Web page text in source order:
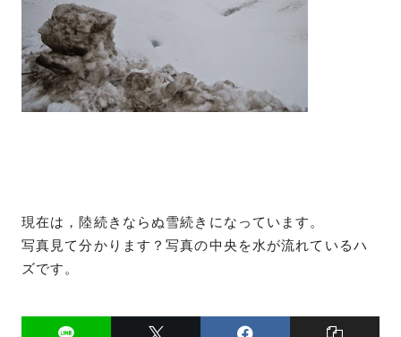
現在は，陸続きならぬ雪続きになっています。
写真見て分かります？写真の中央を水が流れているハ
ズです。